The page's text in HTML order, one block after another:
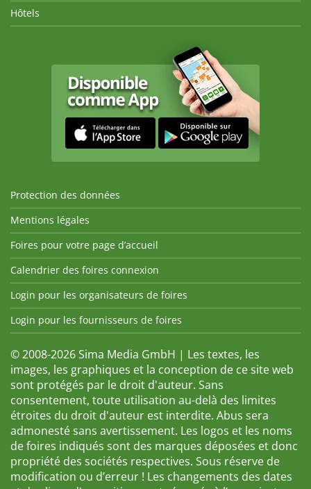
Hôtels
Protection des données
Mentions légales
Foires pour votre page d’accueil
Calendrier des foires connexion
Login pour les organisateurs de foires
Login pour les fournisseurs de foires
© 2008-2026 Sima Media GmbH | Les textes, les
images, les graphiques et la conception de ce site web
sont protégés par le droit d'auteur. Sans
consentement, toute utilisation au-delà des limites
étroites du droit d'auteur est interdite. Abus sera
admonesté sans avertissement. Les logos et les noms
de foires indiqués sont des marques déposées et donc
propriété des sociétés respectives. Sous réserve de
modification ou d’erreur ! Les changements des dates